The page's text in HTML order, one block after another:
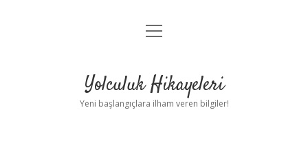
Anasayfa
Yasal Uyarı
menüyü
Yolculuk Hikayeleri
Yeni başlangıçlara ilham veren bilgiler!